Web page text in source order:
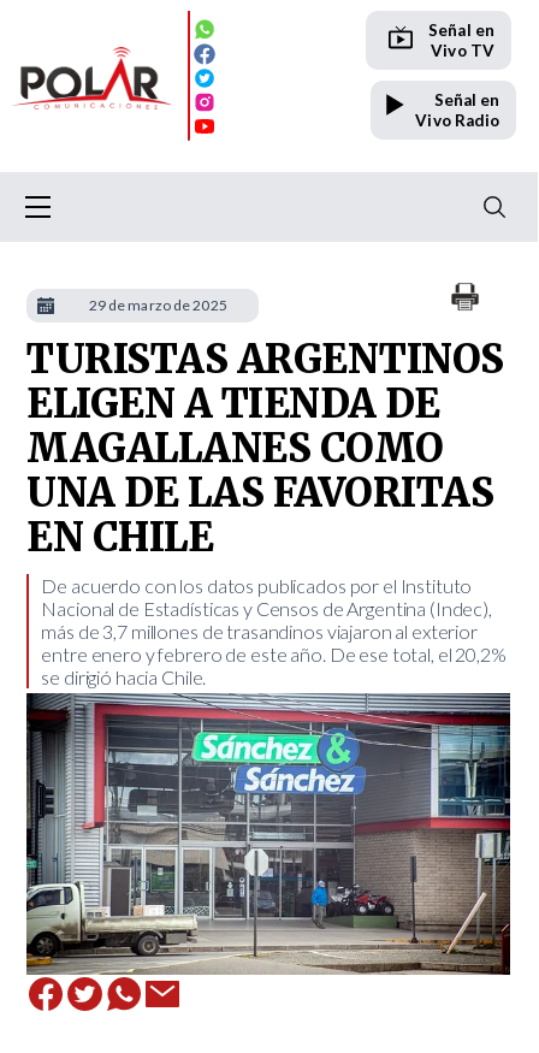
Señal en
Vivo TV
Señal en
Vivo Radio
TURISTAS ARGENTINOS
ELIGEN A TIENDA DE
MAGALLANES COMO
UNA DE LAS FAVORITAS
EN CHILE
De acuerdo con los datos publicados por el Instituto
Nacional de Estadísticas y Censos de Argentina (Indec),
más de 3,7 millones de trasandinos viajaron al exterior
entre enero y febrero de este año. De ese total, el 20,2%
se dirigió hacia Chile. ​
29 de marzo de 2025